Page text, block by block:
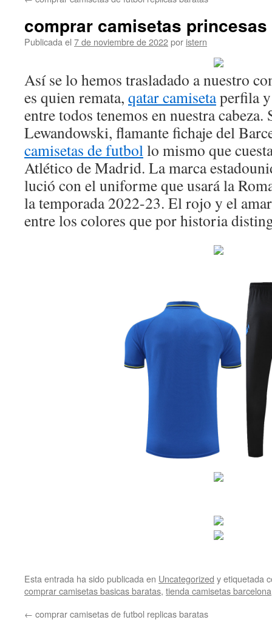
comprar camisetas
Publicada el 7 de noviembre de 2022por istern
Así se lo hemos trasladado a nuestro
es quien remata, qatar camisetaperfila y
entre todos tenemos en nuestra cabeza.
Lewandowski, flamante fichaje del
camisetas de futbollo mismo que
Atlético de Madrid. La marca
lució con el uniforme que usará la
la temporada 2022-23. El rojo y el
entre los colores que por historia
Esta entrada ha sido publicada en Uncategorized y etiquetada
comprar camisetas basicas baratas, tienda camisetas barcelona
← comprar camisetas de futbol replicas baratas